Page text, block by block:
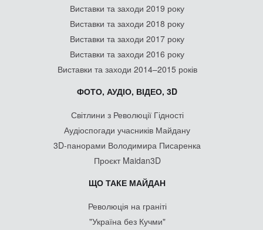
Виставки та заходи 2019 року
Виставки та заходи 2018 року
Виставки та заходи 2017 року
Виставки та заходи 2016 року
Виставки та заходи 2014–2015 років
ФОТО, АУДІО, ВІДЕО, 3D
Світлини з Революції Гідності
Аудіоспогади учасників Майдану
3D-панорами Володимира Писаренка
Проєкт Maidan3D
ЩО ТАКЕ МАЙДАН
Революція на граніті
"Україна без Кучми"